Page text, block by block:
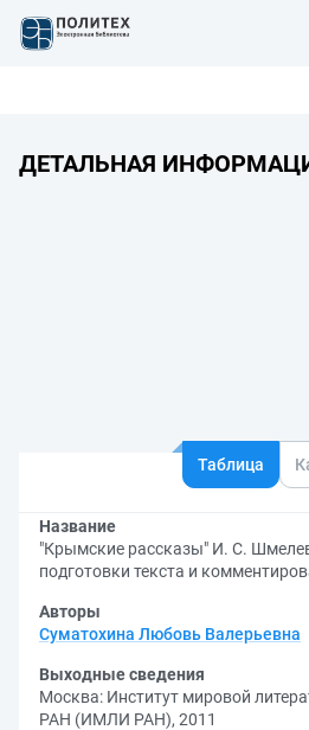
ДЕТАЛЬНАЯ
Таблица
Название
"Крымские рассказы" И. С.
подготовки текста и
Авторы
Суматохина Любовь Валерьевна
Выходные сведения
Москва: Институт мировой
РАН (ИМЛИ РАН), 2011